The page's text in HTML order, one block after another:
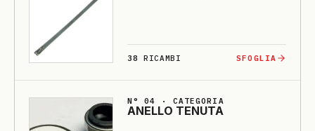
38 RICAMBI SFOGLIA
N° 04 · CATEGORIA
A­NELLO TE­NU­TA